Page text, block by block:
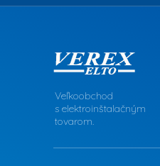
Veľkoobchod
s elektroinštalačným
tovarom.